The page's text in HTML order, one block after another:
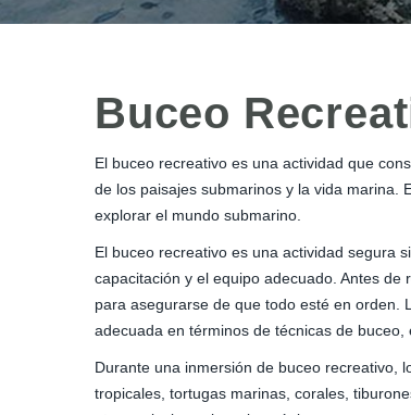
Buceo
El buceo recreativo es una actividad que
de los paisajes submarinos y la vida marina.
explorar el mundo submarino.
El buceo recreativo es una actividad segura
capacitación y el equipo adecuado. Antes
para asegurarse de que todo esté en orden.
adecuada en términos de técnicas de buceo,
Durante una inmersión de buceo recreativo,
tropicales, tortugas marinas, corales,